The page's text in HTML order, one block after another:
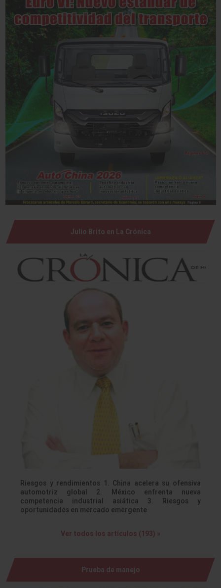
Julio Brito en La Crónica
Riesgos y rendimientos 1. China acelera su ofensiva
automotriz global 2. México enfrenta nueva
competencia industrial asiática 3. Riesgos y
oportunidades en mercado emergente
Ver todos los artículos (193) »
Prueba de manejo